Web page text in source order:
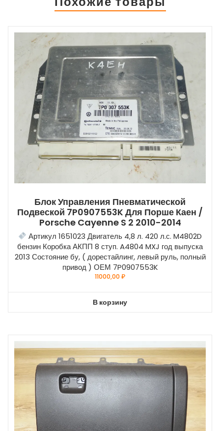
Блок Управления Пневматической
Подвеской 7P0907553K Для Порше Каен /
Porsche Cayenne S 2 2010-2014
Артикул 1651023 Двигатель 4,8 л. 420 л.с. M4802D
бензин Коробка АКПП 8 ступ. A4804 MXJ год выпуска
2013 Состояние бу, ( дорестайлинг, левый руль, полный
привод ) ОЕМ 7P0907553K
11000,00₽
В корзину